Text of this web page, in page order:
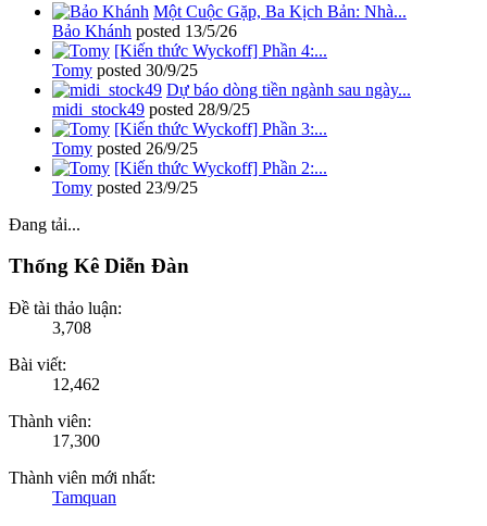
Một Cuộc Gặp, Ba Kịch Bản: Nhà...
Bảo Khánh posted 13/5/26
[Kiến thức Wyckoff] Phần 4:...
Tomy posted 30/9/25
Dự báo dòng tiền ngành sau ngày...
midi_stock49 posted 28/9/25
[Kiến thức Wyckoff] Phần 3:...
Tomy posted 26/9/25
[Kiến thức Wyckoff] Phần 2:...
Tomy posted 23/9/25
Đang tải...
Thống Kê Diễn Đàn
Đề tài thảo luận:
3,708
Bài viết:
12,462
Thành viên:
17,300
Thành viên mới nhất:
Tamquan